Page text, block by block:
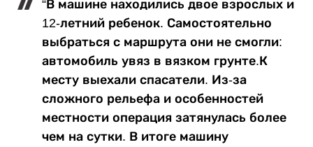
“В машине находились двое взрослых и
12-летний ребенок. Самостоятельно
выбраться с маршрута они не смогли:
автомобиль увяз в вязком грунте.К
месту выехали спасатели. Из-за
сложного рельефа и особенностей
местности операция затянулась более
чем на сутки. В итоге машину